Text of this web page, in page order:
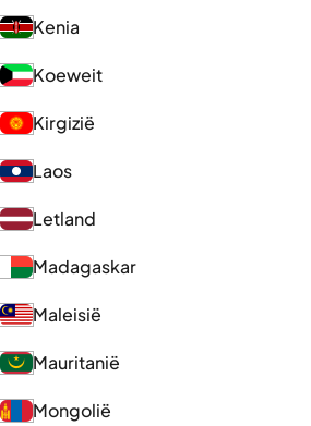
Kenia
Koeweit
Kirgizië
Laos
Letland
Madagaskar
Maleisië
Mauritanië
Mongolië